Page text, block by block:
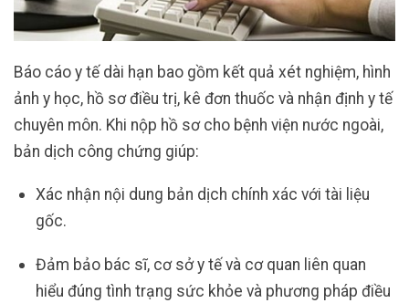
Báo cáo y tế dài hạn bao gồm kết quả xét nghiệm, hình
ảnh y học, hồ sơ điều trị, kê đơn thuốc và nhận định y tế
chuyên môn. Khi nộp hồ sơ cho bệnh viện nước ngoài,
bản dịch công chứng giúp:
Xác nhận nội dung bản dịch chính xác với tài liệu
gốc.
Đảm bảo bác sĩ, cơ sở y tế và cơ quan liên quan
hiểu đúng tình trạng sức khỏe và phương pháp điều